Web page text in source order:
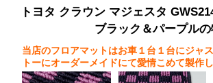
トヨタ クラウン マジェスタ
ブラック＆パープル
当店のフロアマットはお車１台１台にジャ
トーにオーダーメイドにて愛情こめて製作し